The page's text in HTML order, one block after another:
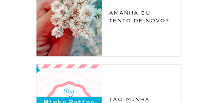
AMANHÃ EU
TENTO DE NOVO?
TAG-MINHA